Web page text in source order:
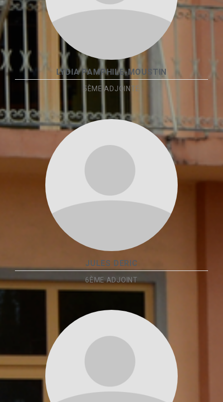
LYDIA PAMPHILE-MOUSTIN
5ÈME ADJOINTE
JULES DERIC
6ÈME ADJOINT